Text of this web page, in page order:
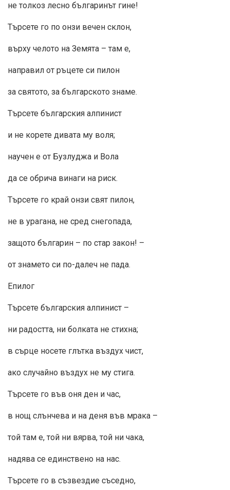
не толкоз лесно българинът гине!
Търсете го по онзи вечен склон,
върху челото на Земята – там е,
направил от ръцете си пилон
за святото, за българското знаме.
Търсете българския алпинист
и не корете дивата му воля;
научен е от Бузлуджа и Вола
да се обрича винаги на риск.
Търсете го край онзи свят пилон,
не в урагана, не сред снегопада,
защото българин – по стар закон! –
от знамето си по-далеч не пада.
Епилог
Търсете българския алпинист –
ни радостта, ни болката не стихна;
в сърце носете глътка въздух чист,
ако случайно въздух не му стига.
Търсете го във оня ден и час,
в нощ слънчева и на деня във мрака –
той там е, той ни вярва, той ни чака,
надява се единствено на нас.
Търсете го в съзвездие съседно,